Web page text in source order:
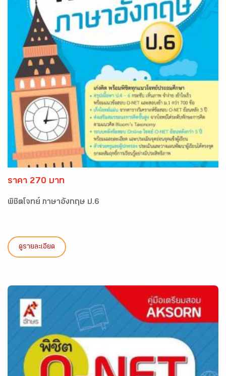
ราคา 270 บาท
พิชิตโจทย์ ภาษาอังกฤษ ป.6
ดูรายละเอียด